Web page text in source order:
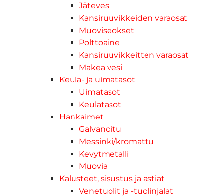
Jätevesi
Kansiruuvikkeiden varaosat
Muoviseokset
Polttoaine
Kansiruuvikkeitten varaosat
Makea vesi
Keula- ja uimatasot
Uimatasot
Keulatasot
Hankaimet
Galvanoitu
Messinki/kromattu
Kevytmetalli
Muovia
Kalusteet, sisustus ja astiat
Venetuolit ja -tuolinjalat